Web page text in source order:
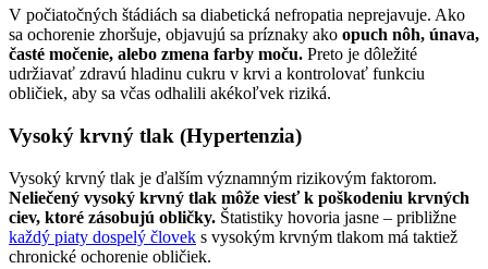
V počiatočných štádiách sa diabetická nefropatia neprejavuje. Ako
sa ochorenie zhoršuje, objavujú sa príznaky ako opuch nôh, únava,
časté močenie, alebo zmena farby moču. Preto je dôležité
udržiavať zdravú hladinu cukru v krvi a kontrolovať funkciu
obličiek, aby sa včas odhalili akékoľvek riziká.
Vysoký krvný tlak (Hypertenzia)
Vysoký krvný tlak je ďalším významným rizikovým faktorom.
Neliečený vysoký krvný tlak môže viesť k poškodeniu krvných
ciev, ktoré zásobujú obličky. Štatistiky hovoria jasne – približne
každý piaty dospelý človek s vysokým krvným tlakom má taktiež
chronické ochorenie obličiek.